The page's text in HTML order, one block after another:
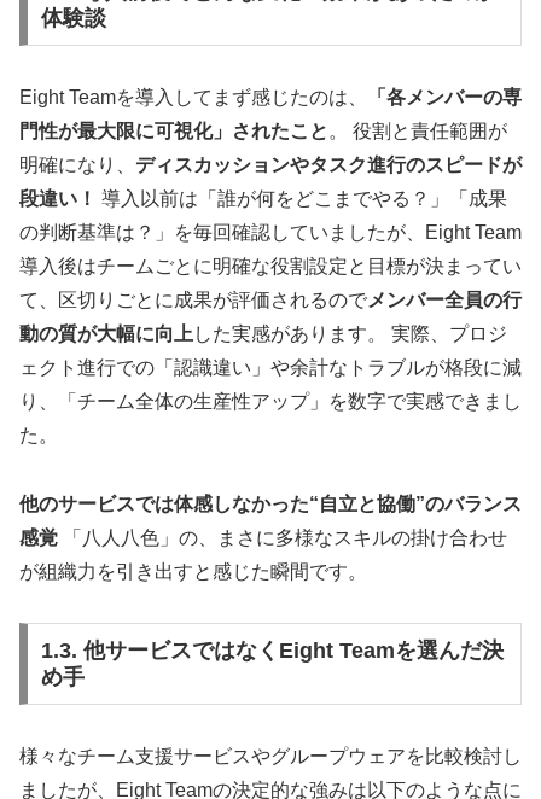
体験談
Eight Teamを導入してまず感じたのは、
「各メンバーの専
門性が最大限に可視化」されたこと 。 役割と責任範囲が
明確になり、 ディスカッションやタスク進行のスピードが
段違い！ 導入以前は「誰が何をどこまでやる？」「成果
の判断基準は？」を毎回確認していましたが、Eight Team
導入後はチームごとに明確な役割設定と目標が決まってい
て、区切りごとに成果が評価されるのでメンバー全員の行
動の質が大幅に向上 した実感があります。 実際、プロジ
ェクト進行での「認識違い」や余計なトラブルが格段に減
り、「チーム全体の生産性アップ」を数字で実感できまし
た。
他のサービスでは体感しなかった“自立と協働”のバランス
感覚 「八人八色」の、まさに多様なスキルの掛け合わせ
が組織力を引き出すと感じた瞬間です。
1.3. 他サービスではなくEight Teamを選んだ決
め手
様々なチーム支援サービスやグループウェアを比較検討し
ましたが、Eight Teamの決定的な強みは以下のような点に